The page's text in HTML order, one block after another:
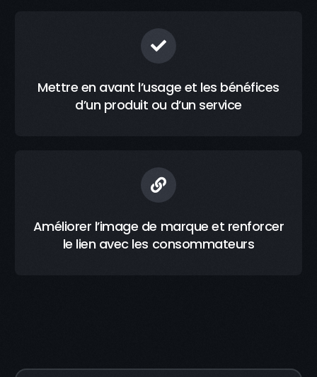
Mettre en avant l’usage et les bénéfices
d’un produit ou d’un service
Améliorer l’image de marque et renforcer
le lien avec les consommateurs